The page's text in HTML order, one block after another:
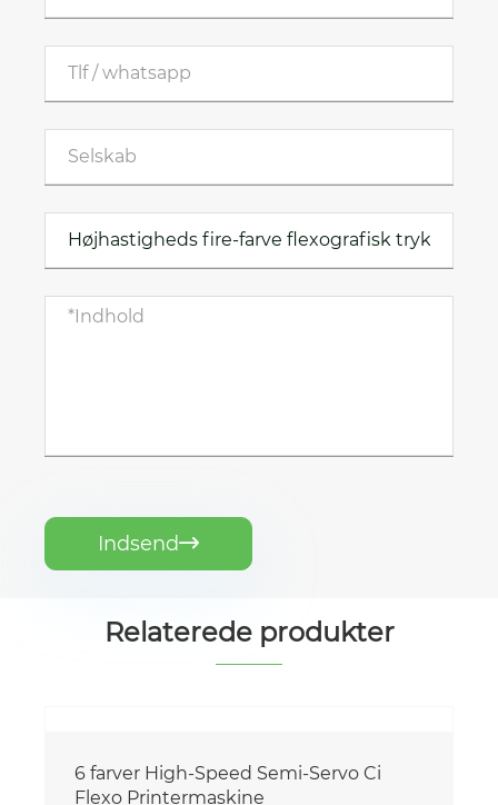
Indsend
Relaterede produkter
High-Speed ​​Semi-Servo Ci
Printermaskine